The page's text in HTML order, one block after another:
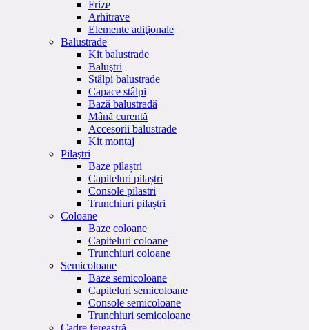
Frize
Arhitrave
Elemente adiţionale
Balustrade
Kit balustrade
Baluştri
Stâlpi balustrade
Capace stâlpi
Bază balustradă
Mână curentă
Accesorii balustrade
Kit montaj
Pilaştri
Baze pilaștri
Capiteluri pilaștri
Console pilastri
Trunchiuri pilaștri
Coloane
Baze coloane
Capiteluri coloane
Trunchiuri coloane
Semicoloane
Baze semicoloane
Capiteluri semicoloane
Console semicoloane
Trunchiuri semicoloane